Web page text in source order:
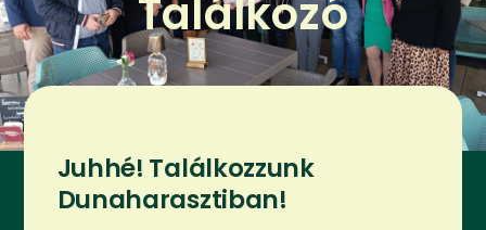
Találkozó
Juhhé! Találkozzunk
Dunaharasztiban!